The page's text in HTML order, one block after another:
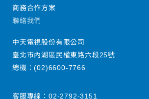
商務合作方案
聯絡我們
中天電視股份有限公司
臺北市內湖區民權東路六段25號
總機：(02)6600-7766
客服專線： 02-2792-3151